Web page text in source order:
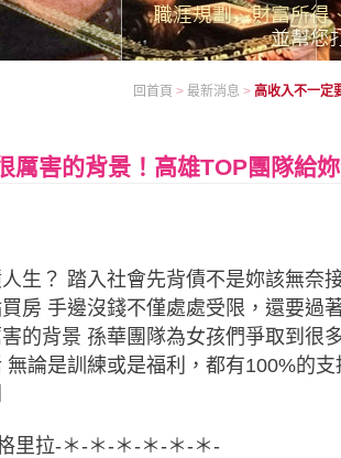
回首頁 > 最新消息 > 高收入不一定
厲害的背景！高雄TOP團隊給
生？ 踏入社會先背債不是妳該無奈
房 手邊沒錢不僅處處受限，還要過
的背景 孫華團隊為女孩們爭取到很
論是訓練或是福利，都有100%的
里拉-＊-＊-＊-＊-＊-＊-